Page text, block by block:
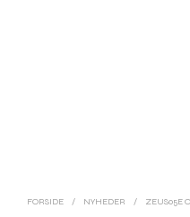
FORSIDE / NYHEDER /
ZEUS05E